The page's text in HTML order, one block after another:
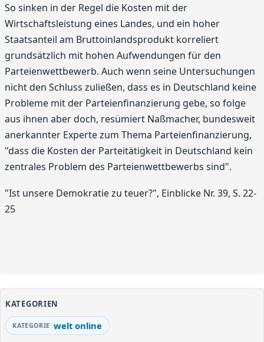
So sinken in der Regel die Kosten mit der
Wirtschaftsleistung eines Landes, und ein hoher
Staatsanteil am Bruttoinlandsprodukt korreliert
grundsätzlich mit hohen Aufwendungen für den
Parteienwettbewerb. Auch wenn seine Untersuchungen
nicht den Schluss zuließen, dass es in Deutschland keine
Probleme mit der Parteienfinanzierung gebe, so folge
aus ihnen aber doch, resümiert Naßmacher, bundesweit
anerkannter Experte zum Thema Parteienfinanzierung,
"dass die Kosten der Parteitätigkeit in Deutschland kein
zentrales Problem des Parteienwettbewerbs sind".
"Ist unsere Demokratie zu teuer?", Einblicke Nr. 39, S. 22-
25
KATEGORIEN
welt online